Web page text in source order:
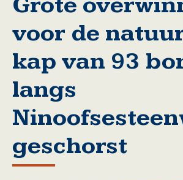
voor de
kap van 93
langs
geschorst